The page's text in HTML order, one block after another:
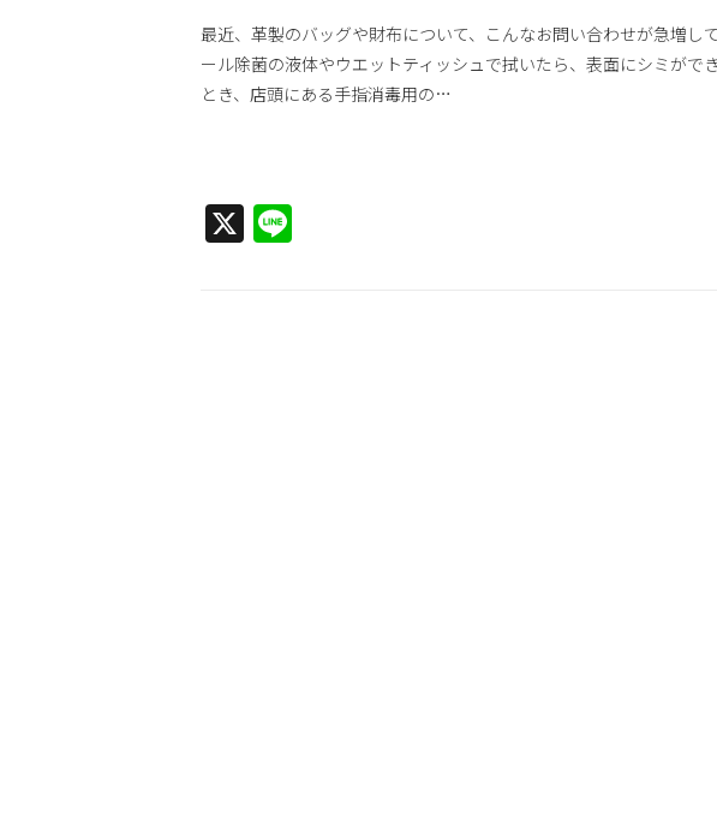
最近、革製のバッグや財布について、こんなお問い合わせが急増し
ール除菌の液体やウエットティッシュで拭いたら、表面にシミがで
とき、店頭にある手指消毒用の…
X